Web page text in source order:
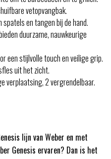
vetopvangbak.
en tangen bij de hand.
duurzame, nauwkeurige
een stijlvolle touch en veilige grip.
uit het zicht.
verplaatsing, 2 vergrendelbaar.
lijn van Weber en met
Genesis ervaren? Dan is het